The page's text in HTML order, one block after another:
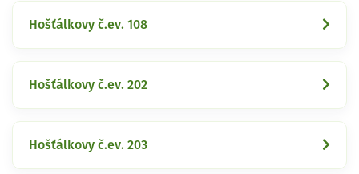
Hošťálkovy č.ev. 108
Hošťálkovy č.ev. 202
Hošťálkovy č.ev. 203